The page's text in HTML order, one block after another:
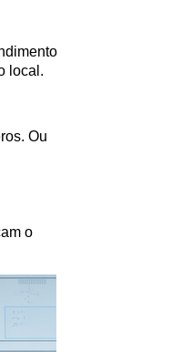
local.
Ou
o